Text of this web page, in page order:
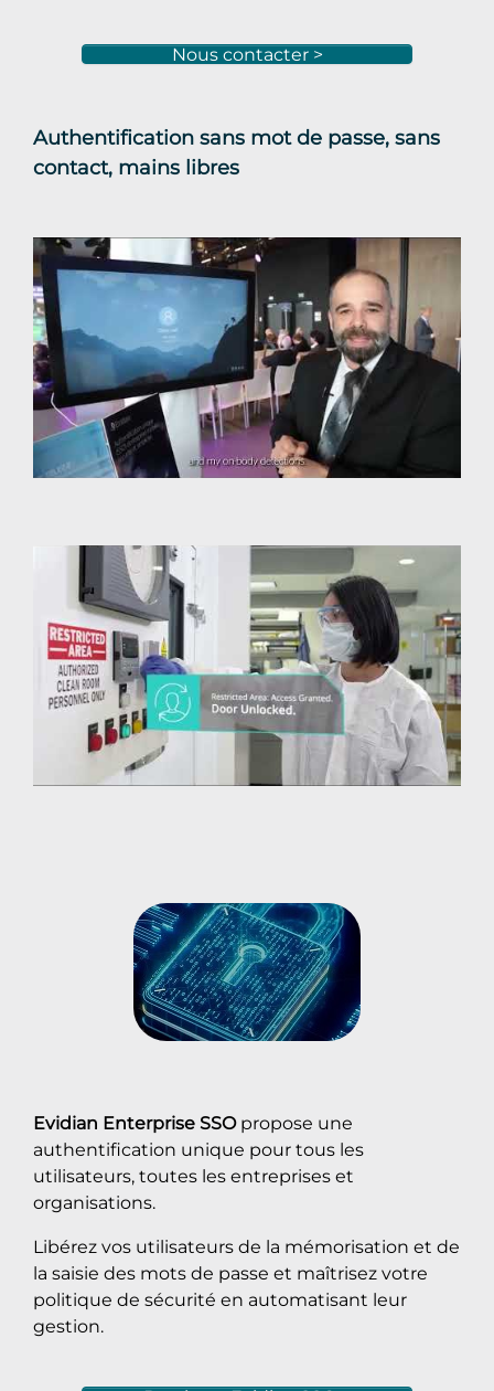
Nous contacter >
Authentification sans mot de passe, sans
contact, mains libres
Evidian Enterprise SSOpropose une
authentification unique pour tous les
utilisateurs, toutes les entreprises et
organisations.
Libérez vos utilisateurs de la mémorisation et de
la saisie des mots de passe et maîtrisez votre
politique de sécurité en automatisant leur
gestion.